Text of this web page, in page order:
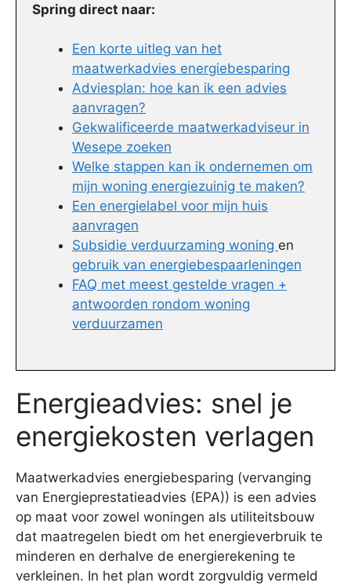
Spring direct naar:
Een korte uitleg van het
maatwerkadvies energiebesparing
Adviesplan: hoe kan ik een advies
aanvragen?
Gekwalificeerde maatwerkadviseur in
Wesepe zoeken
Welke stappen kan ik ondernemen om
mijn woning energiezuinig te maken?
Een energielabel voor mijn huis
aanvragen
Subsidie verduurzaming woning en
gebruik van energiebespaarleningen
FAQ met meest gestelde vragen +
antwoorden rondom woning
verduurzamen
Energieadvies: snel je
energiekosten verlagen
Maatwerkadvies energiebesparing (vervanging
van Energieprestatieadvies (EPA)) is een advies
op maat voor zowel woningen als utiliteitsbouw
dat maatregelen biedt om het energieverbruik te
minderen en derhalve de energierekening te
verkleinen. In het plan wordt zorgvuldig vermeld